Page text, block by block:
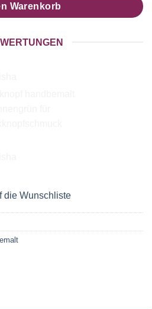
Warenkorb
die Wunschliste